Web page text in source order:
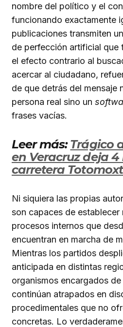
nombre del político y el
funcionando exactamente
publicaciones transmiten
de perfección artificial que
el efecto contrario al
acercar al ciudadano,
de que detrás del mensaje
persona real sino un
frases vacías.
Leer más:Trágico
en Veracruz deja
carretera
Ni siquiera las propias
son capaces de establecer
procesos internos que
encuentran en marcha de
Mientras los partidos
anticipada en distintas
organismos encargados
continúan atrapados en
procedimentales que no
concretas. Lo